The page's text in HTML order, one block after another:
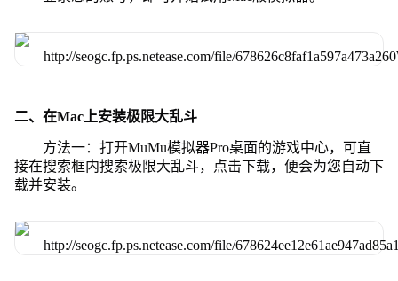
二、在Mac上安装极限大乱斗
方法一：打开MuMu模拟器Pro桌面的游戏中心，可直
接在搜索框内搜索极限大乱斗，点击下载，便会为您自动下
载并安装。